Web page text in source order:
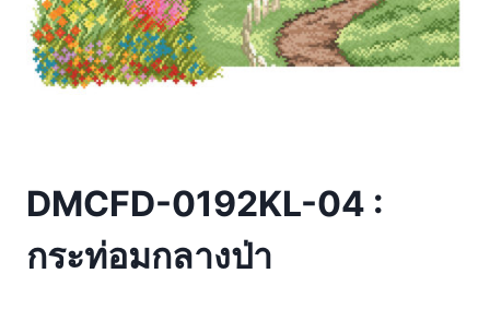
DMCFD-0192KL-04 :
กระท่อมกลางป่า